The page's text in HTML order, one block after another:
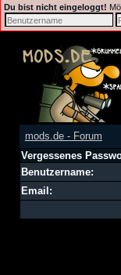
Du bist nicht eingeloggt!
mods.de - Forum
Vergessenes
Benutzername:
Email: